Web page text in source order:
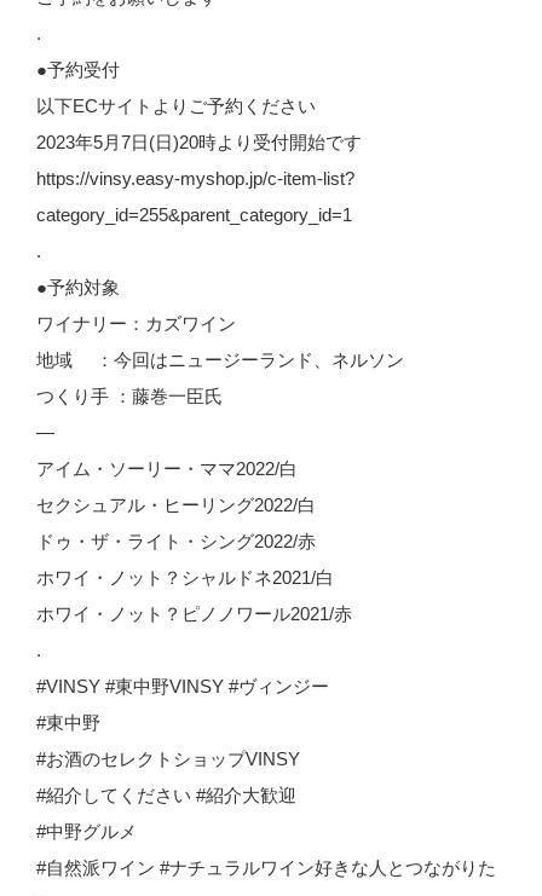
.
●予約受付
以下ECサイトよりご予約ください
2023年5月7日(日)20時より受付開始です
https://vinsy.easy-myshop.jp/c-item-list?
category_id=255&parent_category_id=1
.
●予約対象
ワイナリー：カズワイン
地域 ：今回はニュージーランド、ネルソン
つくり手 ：藤巻一臣氏
—
アイム・ソーリー・ママ2022/白
セクシュアル・ヒーリング2022/白
ドゥ・ザ・ライト・シング2022/赤
ホワイ・ノット？シャルドネ2021/白
ホワイ・ノット？ピノノワール2021/赤
.
#VINSY #東中野VINSY #ヴィンジー
#東中野
#お酒のセレクトショップVINSY
#紹介してください #紹介大歓迎
#中野グルメ
#自然派ワイン #ナチュラルワイン好きな人とつながりた